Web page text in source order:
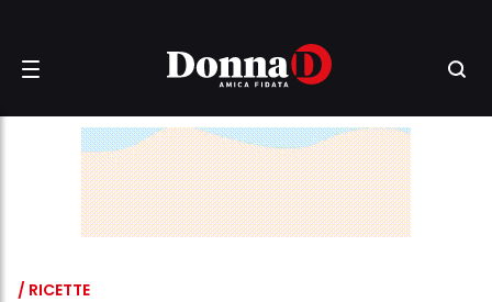
/ RICETTE